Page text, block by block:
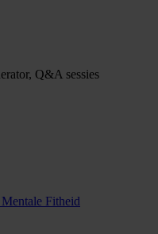
Q&A sessies
Fitheid